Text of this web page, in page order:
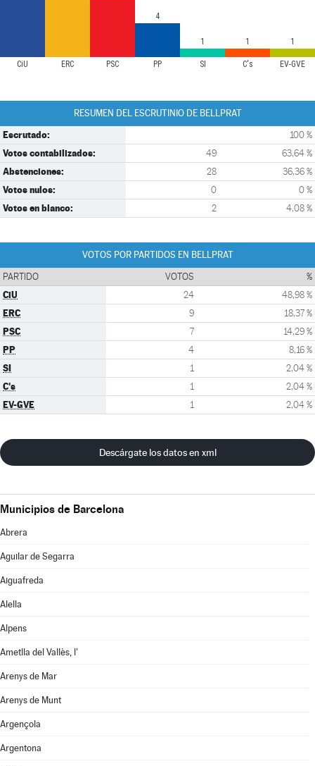
CiU ERC PSC PP SI C's EV-GVE
4
1 1 1
RESUMEN DEL ESCRUTINIO DE BELLPRAT
Escrutado: 100 %
Votos contabilizados: 49 63,64 %
Abstenciones: 28 36,36 %
Votos nulos: 0 0 %
Votos en blanco: 2 4,08 %
VOTOS POR PARTIDOS EN BELLPRAT
PARTIDO VOTOS %
CiU 24 48,98 %
ERC 9 18,37 %
PSC 7 14,29 %
PP 4 8,16 %
SI 1 2,04 %
C's 1 2,04 %
EV-GVE 1 2,04 %
Descárgate los datos en xml
Municipios de Barcelona
Abrera
Aguilar de Segarra
Aiguafreda
Alella
Alpens
Ametlla del Vallès, l'
Arenys de Mar
Arenys de Munt
Argençola
Argentona